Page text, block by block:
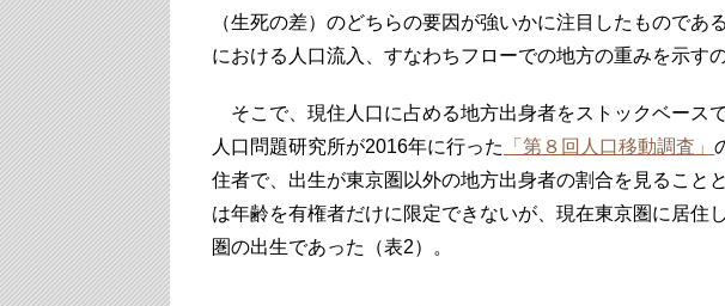
（生死の差）のどちらの要因が強いかに注目したものであ
における人口流入、すなわちフローでの地方の重みを示す
そこで、現住人口に占める地方出身者をストックベース
人口問題研究所が2016年に行った
「第８回人口移動調査」
住者で、出生が東京圏以外の地方出身者の割合を見ること
は年齢を有権者だけに限定できないが、現在東京圏に居住
圏の出生であった（表2）。